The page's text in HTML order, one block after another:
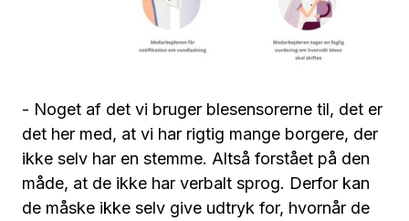
- Noget af det vi bruger blesensorerne til, det er
det her med, at vi har rigtig mange borgere, der
ikke selv har en stemme. Altså forstået på den
måde, at de ikke har verbalt sprog. Derfor kan
de måske ikke selv give udtryk for, hvornår de